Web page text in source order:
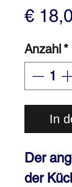
€
Anzahl*
In
Der
der